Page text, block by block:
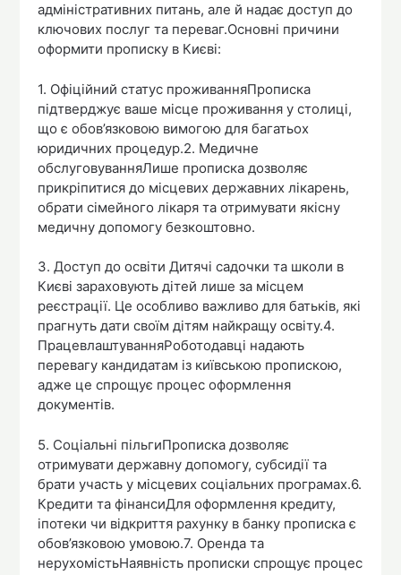
адміністративних питань, але й надає доступ до
ключових послуг та переваг.Основні причини
оформити прописку в Києві:
1. Офіційний статус проживанняПрописка
підтверджує ваше місце проживання у столиці,
що є обов’язковою вимогою для багатьох
юридичних процедур.2. Медичне
обслуговуванняЛише прописка дозволяє
прикріпитися до місцевих державних лікарень,
обрати сімейного лікаря та отримувати якісну
медичну допомогу безкоштовно.
3. Доступ до освіти Дитячі садочки та школи в
Києві зараховують дітей лише за місцем
реєстрації. Це особливо важливо для батьків, які
прагнуть дати своїм дітям найкращу освіту.4.
ПрацевлаштуванняРоботодавці надають
перевагу кандидатам із київською пропискою,
адже це спрощує процес оформлення
документів.
5. Соціальні пільгиПрописка дозволяє
отримувати державну допомогу, субсидії та
брати участь у місцевих соціальних програмах.6.
Кредити та фінансиДля оформлення кредиту,
іпотеки чи відкриття рахунку в банку прописка є
обов’язковою умовою.7. Оренда та
нерухомістьНаявність прописки спрощує процес